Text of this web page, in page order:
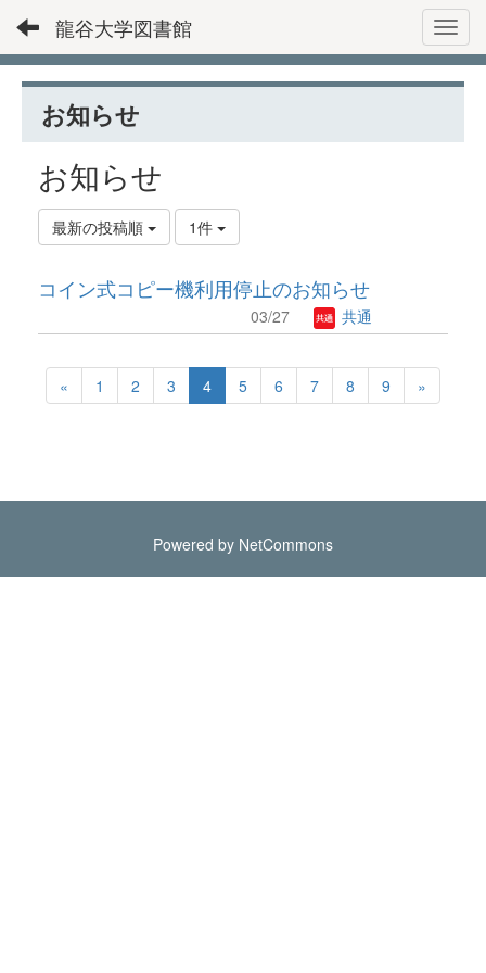
龍谷大学図書館
お知らせ
お知らせ
最新の投稿順 1件
コイン式コピー機利用停止のお知らせ
03/27 共通
« 1 2 3 4 5 6 7 8 9 »
Powered by NetCommons